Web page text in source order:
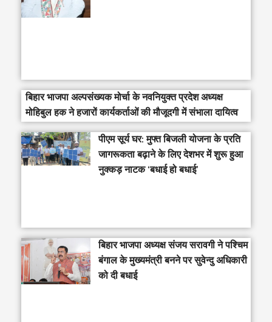
बिहार भाजपा अल्पसंख्यक मोर्चा के नवनियुक्त प्रदेश अध्यक्ष
मोहिबुल हक ने हजारों कार्यकर्ताओं की मौजूदगी में संभाला दायित्व
पीएम सूर्य घर: मुफ्त बिजली योजना के प्रति
जागरूकता बढ़ाने के लिए देशभर में शुरू हुआ
नुक्कड़ नाटक ‘बधाई हो बधाई’
‎बिहार भाजपा अध्यक्ष संजय सरावगी ने पश्चिम
बंगाल के मुख्यमंत्री बनने पर सुवेन्दु अधिकारी
को दी बधाई